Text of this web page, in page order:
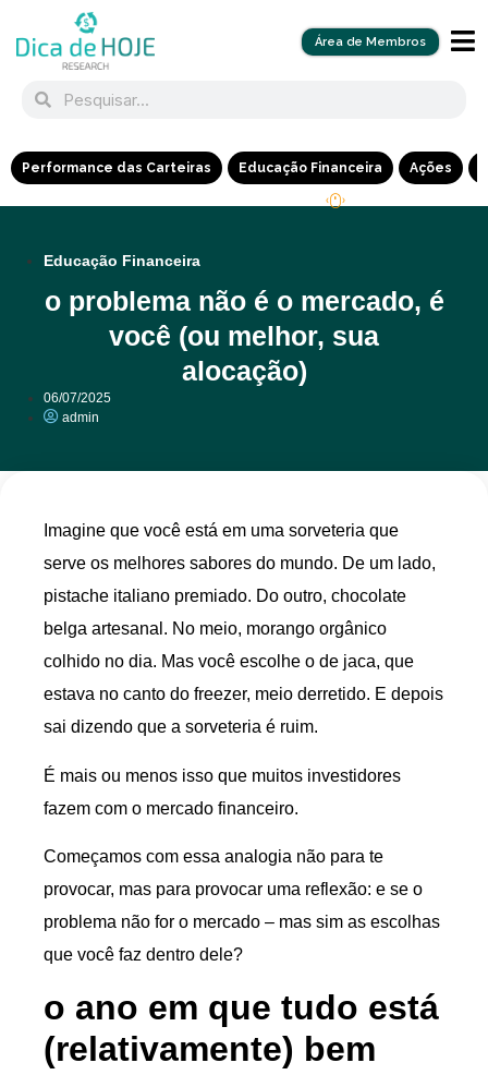
Área de Membros
Performance das Carteiras Educação Financeira Ações
Educação Financeira
o problema não é o mercado, é
você (ou melhor, sua
alocação)
06/07/2025
admin
Imagine que você está em uma sorveteria que
serve os melhores sabores do mundo. De um lado,
pistache italiano premiado. Do outro, chocolate
belga artesanal. No meio, morango orgânico
colhido no dia. Mas você escolhe o de jaca, que
estava no canto do freezer, meio derretido. E depois
sai dizendo que a sorveteria é ruim.
É mais ou menos isso que muitos investidores
fazem com o mercado financeiro.
Começamos com essa analogia não para te
provocar, mas para provocar uma reflexão: e se o
problema não for o mercado – mas sim as escolhas
que você faz dentro dele?
o ano em que tudo está
(relativamente) bem